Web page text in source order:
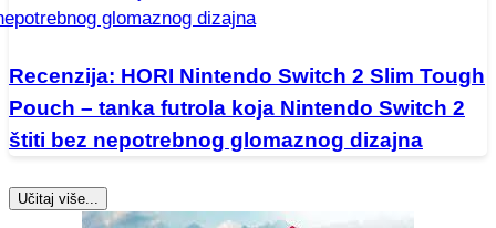
Recenzija: HORI Nintendo Switch 2 Slim Tough
Pouch – tanka futrola koja Nintendo Switch 2
štiti bez nepotrebnog glomaznog dizajna
Učitaj više...